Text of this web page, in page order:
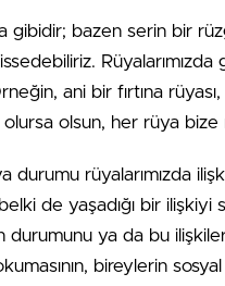
gibidir; bazen serin bir
ani bir fırtına
olsun, her rüya
durumu rüyalarımızda
de yaşadığı bir
durumunu ya da bu
bireylerin